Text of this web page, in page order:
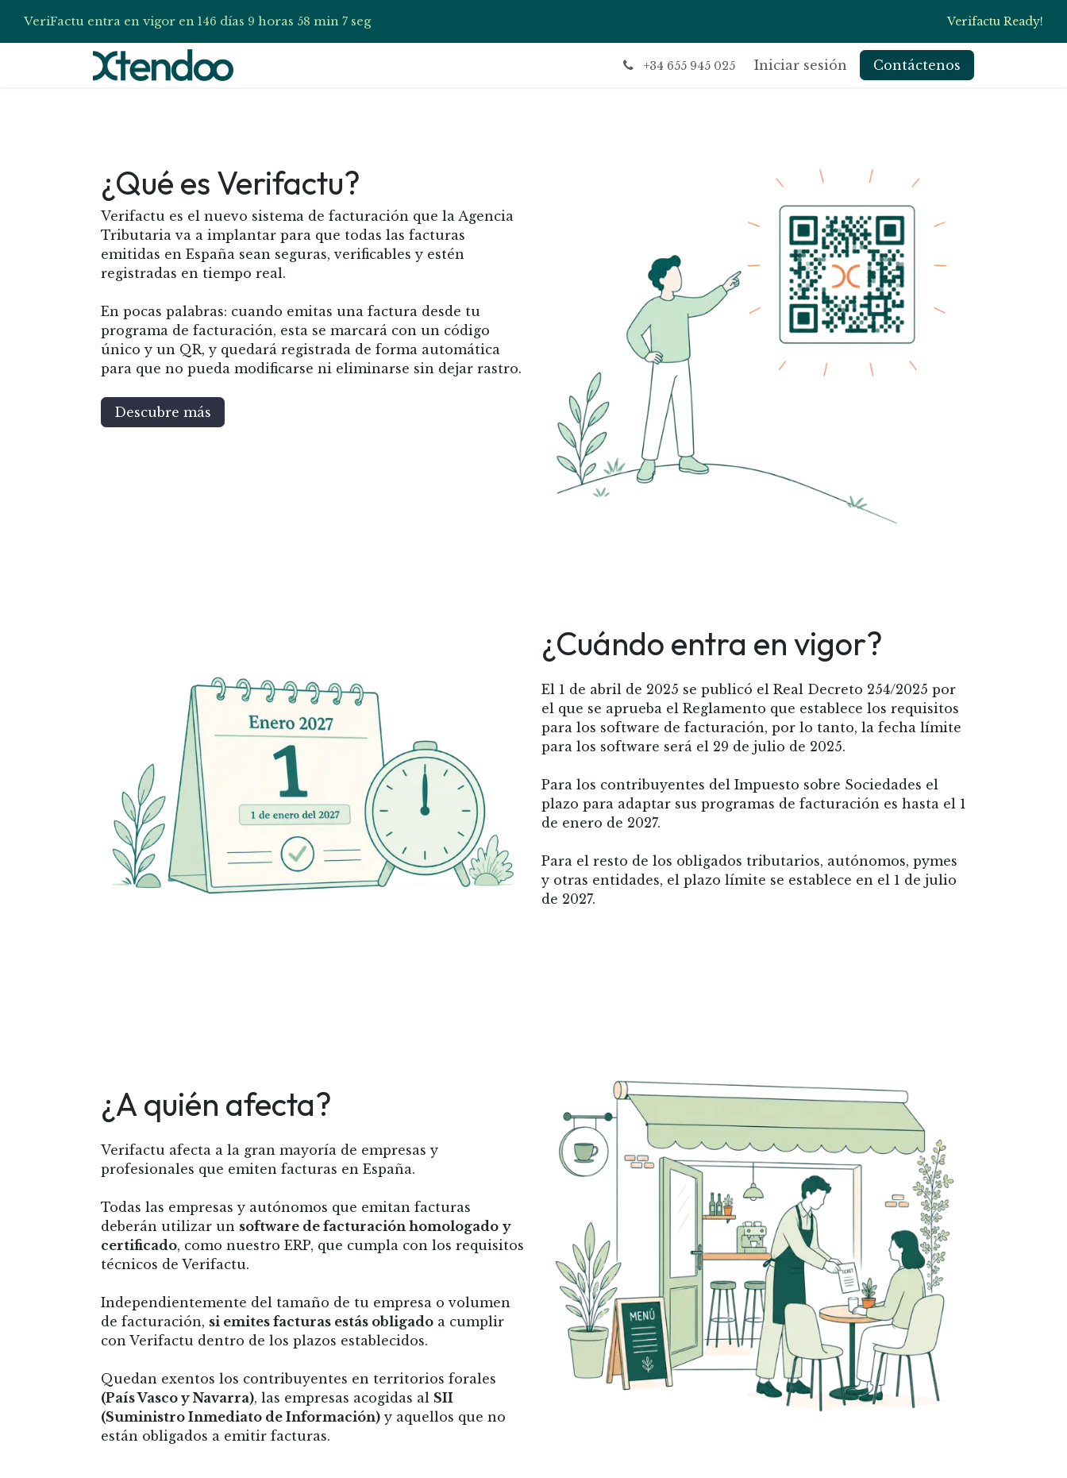
VeriFactu entra en vigor en 146 días 9 horas 58 min 6 seg Verifactu Ready!
Ir al contenido
Te llamamos Eventos Blog
+34 655 945 025 Iniciar sesión Contáctenos
¿Qué es Verifactu?
Verifactu es el nuevo sistema de facturación que la Agencia
Tributaria va a implantar para que todas las facturas
emitidas en España sean seguras, verificables y estén
registradas en tiempo real.
En pocas palabras: cuando emitas una factura desde tu
programa de facturación, esta se marcará con un código
único y un QR, y quedará registrada de forma automática
para que no pueda modificarse ni eliminarse sin dejar rastro.
Descubre más
¿Cuándo entra en vigor?
El 1 de abril de 2025 se publicó el Real Decreto 254/2025 por
el que se aprueba el Reglamento que establece los requisitos
para los software de facturación, por lo tanto, la fecha límite
para los software será el 29 de julio de 2025.
Para los contribuyentes del Impuesto sobre Sociedades el
plazo para adaptar sus programas de facturación es hasta el 1
de enero de 2027.
Para el resto de los obligados tributarios, autónomos, pymes
y otras entidades, el plazo límite se establece en el 1 de julio
de 2027.
¿A quién afecta?
Verifactu afecta a la gran mayoría de empresas y
profesionales que emiten facturas en España.
Todas las empresas y autónomos que emitan facturas
deberán utilizar un software de facturación homologado y
certificado, como nuestro ERP, que cumpla con los requisitos
técnicos de Verifactu.
Independientemente del tamaño de tu empresa o volumen
de facturación, si emites facturas estás obligado a cumplir
con Verifactu dentro de los plazos establecidos.
Quedan exentos los contribuyentes en territorios forales
(País Vasco y Navarra), las empresas acogidas al SII
(Suministro Inmediato de Información) y aquellos que no
están obligados a emitir facturas.